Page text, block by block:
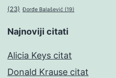
(23) Đorđe Balašević (19)
Najnoviji citati
Alicia Keys citat
Donald Krause citat